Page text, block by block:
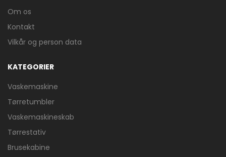
Om os
Kontakt
Vilkår og person data
KATEGORIER
Vaskemaskine
Tørretumbler
Vaskemaskineskab
Tørrestativ
Brusekabine